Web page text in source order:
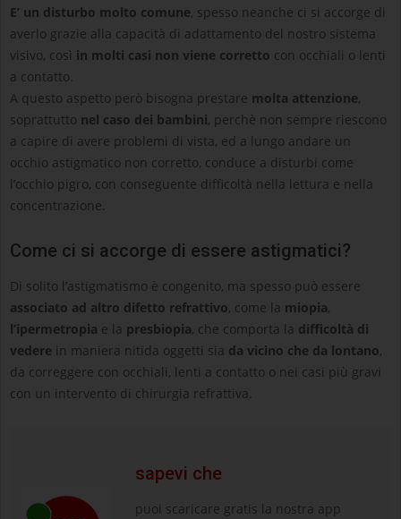
E’ un disturbo molto comune, spesso neanche ci si accorge di
averlo grazie alla capacità di adattamento del nostro sistema
visivo, così in molti casi non viene corretto con occhiali o lenti
a contatto.
A questo aspetto però bisogna prestare molta attenzione,
soprattutto nel caso dei bambini, perchè non sempre riescono
a capire di avere problemi di vista, ed a lungo andare un
occhio astigmatico non corretto, conduce a disturbi come
l’occhio pigro, con conseguente difficoltà nella lettura e nella
concentrazione.
Come ci si accorge di essere astigmatici?
Di solito l’astigmatismo è congenito, ma spesso può essere
associato ad altro difetto refrattivo, come la miopia,
l’ipermetropia e la presbiopia, che comporta la difficoltà di
vedere in maniera nitida oggetti sia da vicino che da lontano,
da correggere con occhiali, lenti a contatto o nei casi più gravi
con un intervento di chirurgia refrattiva.
sapevi che
puoi scaricare gratis la nostra app